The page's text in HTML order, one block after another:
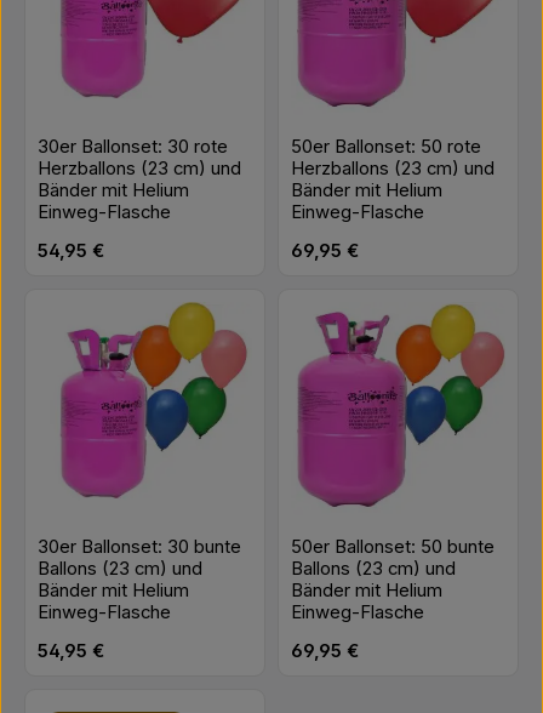
30er Ballonset: 30 rote
Herzballons (23 cm) und
Bänder mit Helium
Einweg-Flasche
Regulärer Preis:
54,95 €
50er Ballonset: 50 rote
Herzballons (23 cm) und
Bänder mit Helium
Einweg-Flasche
Regulärer Preis:
69,95 €
30er Ballonset: 30 bunte
Ballons (23 cm) und
Bänder mit Helium
Einweg-Flasche
Regulärer Preis:
54,95 €
50er Ballonset: 50 bunte
Ballons (23 cm) und
Bänder mit Helium
Einweg-Flasche
Regulärer Preis:
69,95 €